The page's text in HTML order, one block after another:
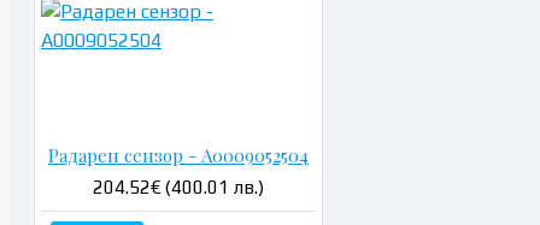
Радарен сензор - A0009052504
204.52€ (400.01 лв.)